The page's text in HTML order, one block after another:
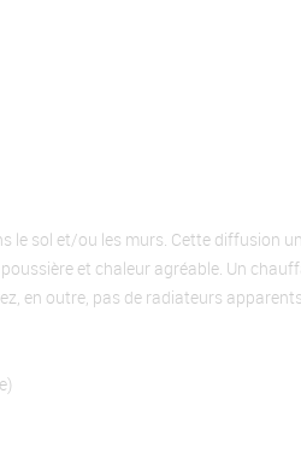
le sol et/ou les murs. Cette diffusion
et chaleur agréable. Un
en outre, pas de radiateurs